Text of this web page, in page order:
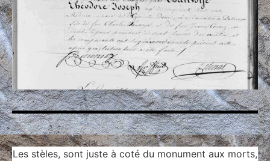
Les stèles, sont juste à coté du monument aux morts,